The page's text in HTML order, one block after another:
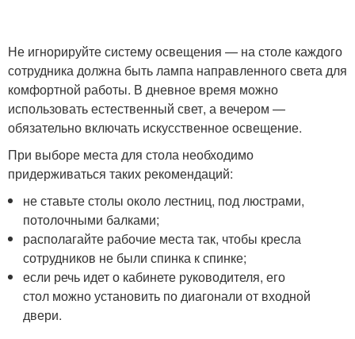
Не игнорируйте систему освещения — на столе каждого
сотрудника должна быть лампа направленного света для
комфортной работы. В дневное время можно
использовать естественный свет, а вечером —
обязательно включать искусственное освещение.
При выборе места для стола необходимо
придерживаться таких рекомендаций:
не ставьте столы около лестниц, под люстрами,
потолочными балками;
располагайте рабочие места так, чтобы кресла
сотрудников не были спинка к спинке;
если речь идет о кабинете руководителя, его
стол можно установить по диагонали от входной
двери.